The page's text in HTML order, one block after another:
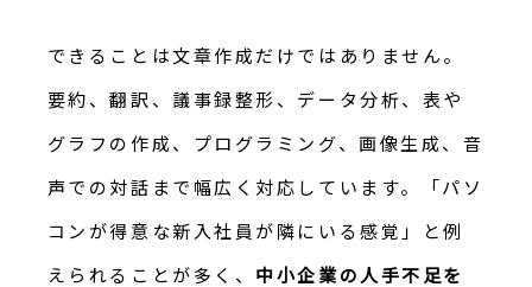
できることは文章作成だけではありません。
要約、翻訳、議事録整形、データ分析、表や
グラフの作成、プログラミング、画像生成、音
声での対話まで幅広く対応しています。「パソ
コンが得意な新入社員が隣にいる感覚」と例
えられることが多く、 中小企業の人手不足を